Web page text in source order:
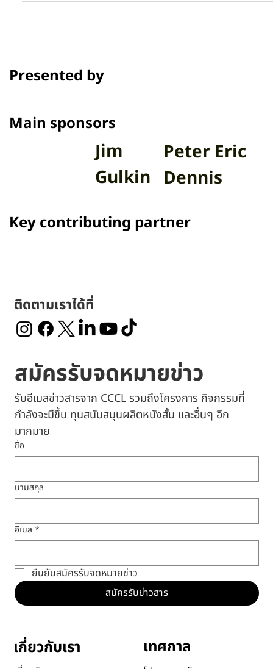
2565...
Presented by
Main sponsors
Peter Eric
Dennis
Jim
Gulkin
ติดตามเราได้ที่
สมัครรับจดหมายข่าว
รับอีเมลข่าวสารจาก CCCL รวมถึงโครงการ กิจกรรมที่
กำลังจะมีขึ้น ทุนสนับสนุนผลิตหนังสั้น และอื่นๆ อีก
ชื่อ
นามสกุล
อีเมล*
ยืนยันสมัครรับจดหมายข่าว